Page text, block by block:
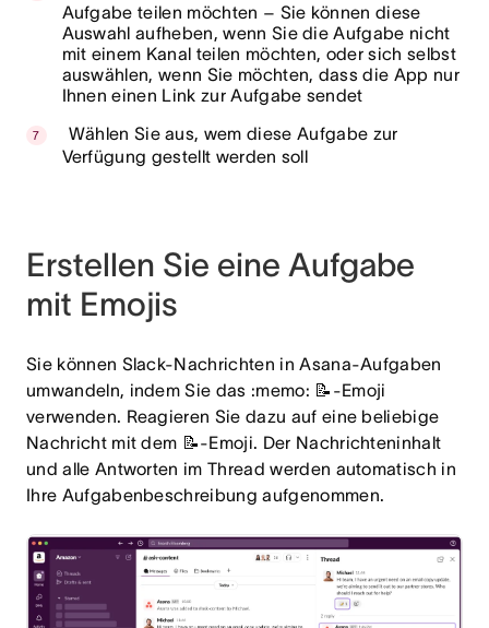
Aufgabe teilen möchten – Sie können diese
Auswahl aufheben, wenn Sie die Aufgabe nicht
mit einem Kanal teilen möchten, oder sich selbst
auswählen, wenn Sie möchten, dass die App nur
Ihnen einen Link zur Aufgabe sendet
Wählen Sie aus, wem diese Aufgabe zur
Verfügung gestellt werden soll
Erstellen Sie eine Aufgabe
mit Emojis
Sie können Slack-Nachrichten in Asana-Aufgaben
umwandeln, indem Sie das :memo: 📝-Emoji
verwenden. Reagieren Sie dazu auf eine beliebige
Nachricht mit dem 📝-Emoji. Der Nachrichteninhalt
und alle Antworten im Thread werden automatisch in
Ihre Aufgabenbeschreibung aufgenommen.